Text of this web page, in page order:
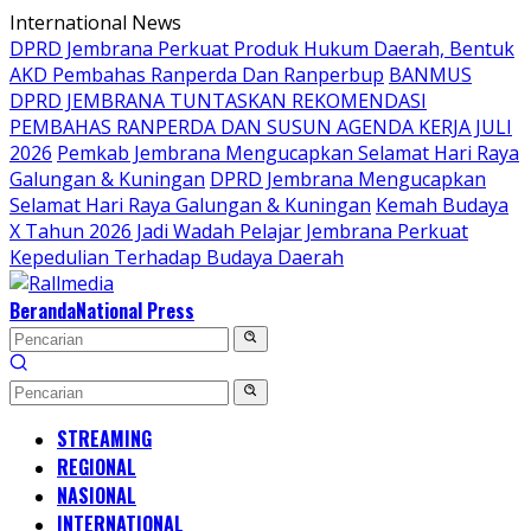
Langsung
ke
konten
International News
DPRD Jembrana Perkuat Produk Hukum Daerah, Bentuk
AKD Pembahas Ranperda Dan Ranperbup BANMUS
DPRD JEMBRANA TUNTASKAN REKOMENDASI
PEMBAHAS RANPERDA DAN SUSUN AGENDA KERJA JULI
2026 Pemkab Jembrana Mengucapkan Selamat Hari Raya
Galungan & Kuningan DPRD Jembrana Mengucapkan
Selamat Hari Raya Galungan & Kuningan Kemah Budaya
X Tahun 2026 Jadi Wadah Pelajar Jembrana Perkuat
Kepedulian Terhadap Budaya Daerah
BerandaNational Press
STREAMING
REGIONAL
NASIONAL
INTERNATIONAL